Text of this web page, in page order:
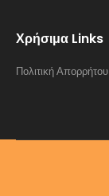
Χρήσιμα Links
Πολιτική Απορρήτου